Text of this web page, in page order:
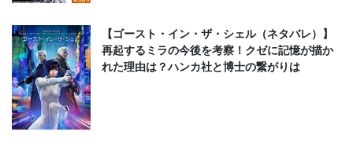
【ゴースト・イン・ザ・シェル（ネタバレ）】
再起するミラの今後を考察！クゼに記憶が描か
れた理由は？ハンカ社と博士の繋がりは